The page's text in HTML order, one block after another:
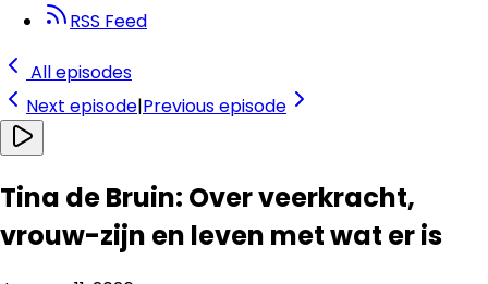
RSS Feed
All episodes
Next episode|Previousepisode
Tina de Bruin: Over veerkracht,
vrouw-zijn en leven met wat er is